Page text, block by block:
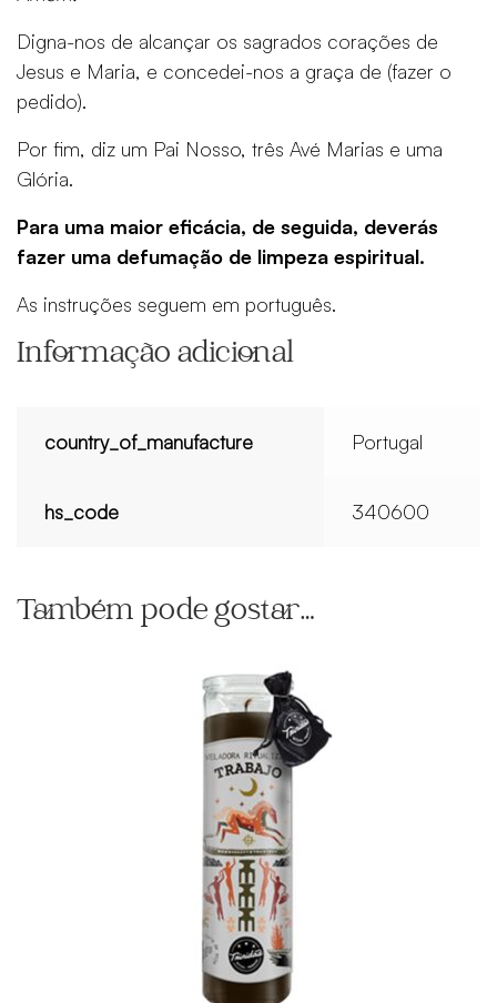
Digna-nos de alcançar os sagrados corações de
Jesus e Maria, e concedei-nos a graça de (fazer o
pedido).
Por fim, diz um Pai Nosso, três Avé Marias e uma
Glória.
Para uma maior eficácia, de seguida, deverás
fazer uma defumação de limpeza espiritual.
As instruções seguem em português.
Informação adicional
country_of_manufacture Portugal
hs_code 340600
Também pode gostar…